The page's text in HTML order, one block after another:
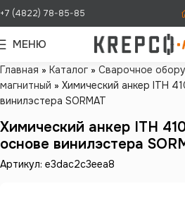
+7 (4822) 78-85-85
МЕНЮ
Главная » Каталог » Сварочное
магнитный » Химический анкер ITH
винилэстера SORMAT
Химический анкер ITH
основе винилэстера
Артикул: e3dac2c3eea8